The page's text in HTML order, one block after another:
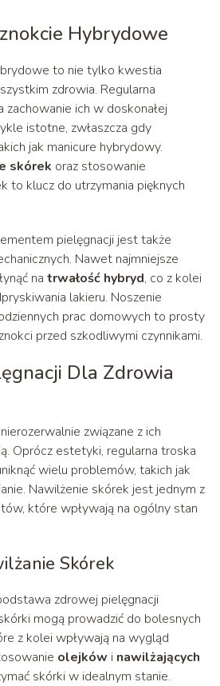
Hybrydowe
to nie tylko kwestia
zdrowia. Regularna
zachowanie ich w doskonałej
istotne, zwłaszcza gdy
jak manicure hybrydowy.
skórek oraz stosowanie
to klucz do utrzymania pięknych
pielęgnacji jest także
Nawet najmniejsze
na trwałość hybryd, co z kolei
lakieru. Noszenie
prac domowych to prosty
przed szkodliwymi czynnikami.
Dla Zdrowia
związane z ich
Oprócz estetyki, regularna troska
wielu problemów, takich jak
Nawilżenie skórek jest jednym z
które wpływają na ogólny stan
Skórek
zdrowej pielęgnacji
mogą prowadzić do bolesnych
z kolei wpływają na wygląd
olejków i nawilżających
skórki w idealnym stanie.